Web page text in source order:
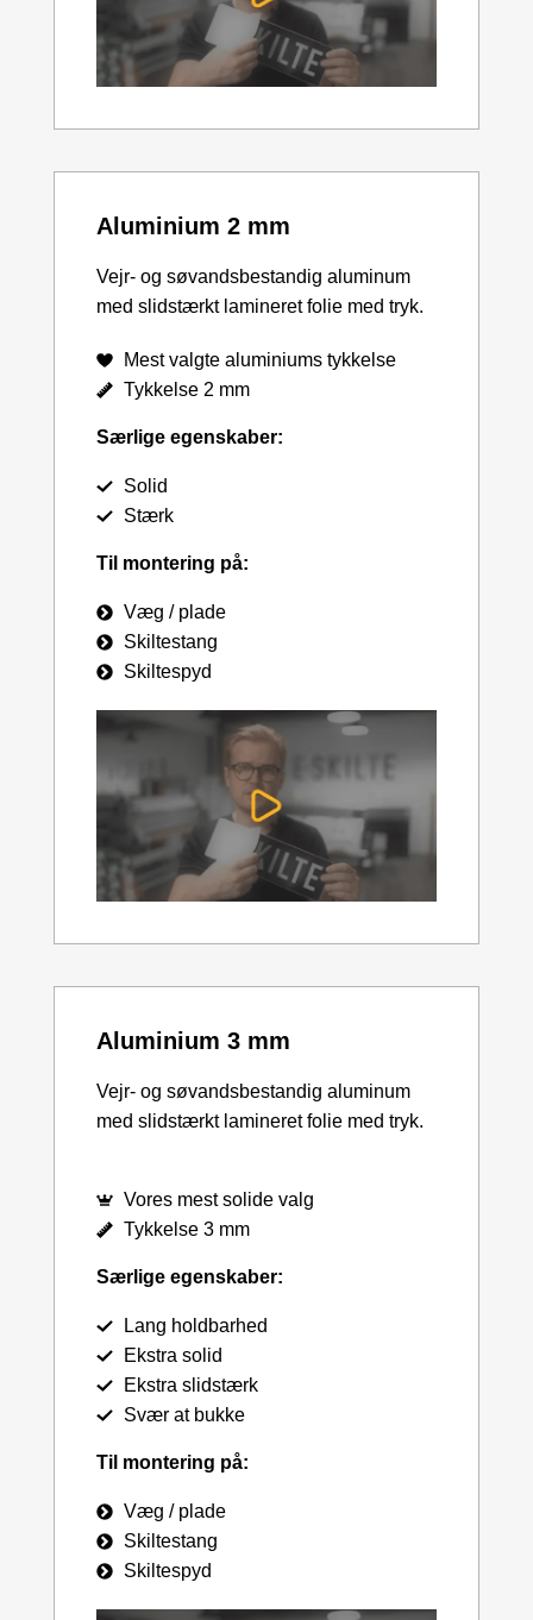
Aluminium 2 mm
Vejr- og søvandsbestandig aluminum
med slidstærkt lamineret folie med tryk.
Mest valgte aluminiums tykkelse
Tykkelse 2 mm
Særlige egenskaber:
Solid
Stærk
Til montering på:
Væg / plade
Skiltestang
Skiltespyd
Aluminium 3 mm
Vejr- og søvandsbestandig aluminum
med slidstærkt lamineret folie med tryk.
Vores mest solide valg
Tykkelse 3 mm
Særlige egenskaber:
Lang holdbarhed
Ekstra solid
Ekstra slidstærk
Svær at bukke
Til montering på:
Væg / plade
Skiltestang
Skiltespyd